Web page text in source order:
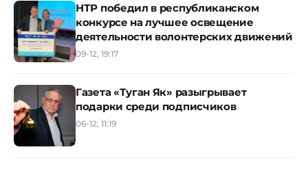
НТР победил в республиканском
конкурсе на лучшее освещение
деятельности волонтерских движений
09-12, 19:17
Газета «Туган Як» разыгрывает
подарки среди подписчиков
06-12, 11:19